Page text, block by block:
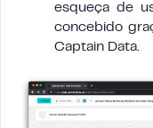
esqueça de
concebido
Captain Data.